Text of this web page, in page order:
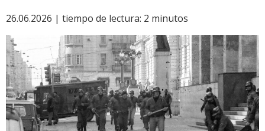
26.06.2026 | tiempo de lectura: 2 minutos